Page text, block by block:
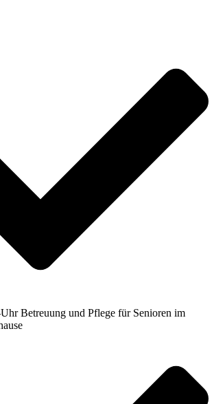
Betreuung und Pflege für Senioren im